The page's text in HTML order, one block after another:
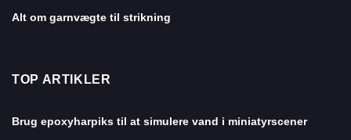
Alt om garnvægte til strikning
TOP ARTIKLER
Brug epoxyharpiks til at simulere vand i miniatyrscener